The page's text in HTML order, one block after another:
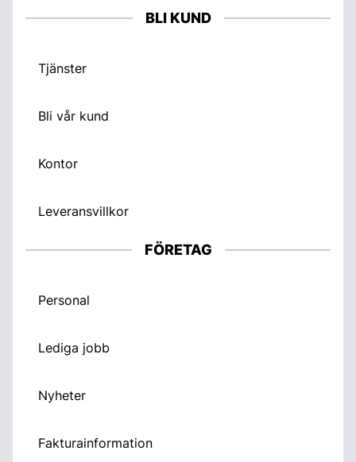
BLI KUND
Tjänster
Bli vår kund
Kontor
Leveransvillkor
FÖRETAG
Personal
Lediga jobb
Nyheter
Fakturainformation